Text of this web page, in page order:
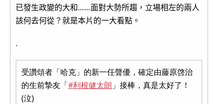
已發生政變的大和……面對大勢所趨，立場相左的兩人
該何去何從？就是本片的一大看點。
.
受讚頌者「哈克」的新一任聲優，確定由藤原啓治
的生前摯友「#利根健太朗 」接棒，真是太好了！
(泣)